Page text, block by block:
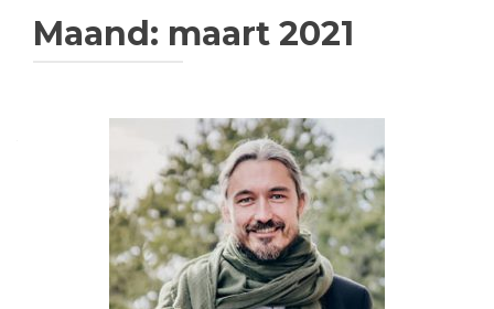
Maand: maart 2021